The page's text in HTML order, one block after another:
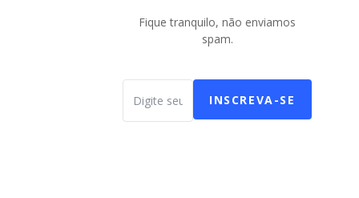
Fique tranquilo, não enviamos
spam.
INSCREVA-SE